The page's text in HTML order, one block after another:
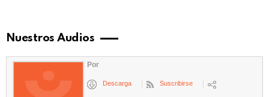
Nuestros Audios